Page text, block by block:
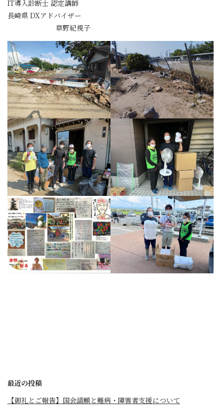
IT導入診断士 認定講師
長崎県 DXアドバイザー
草野紀視子
最近の投稿
【御礼とご報告】国会請願と難病・障害者支援について